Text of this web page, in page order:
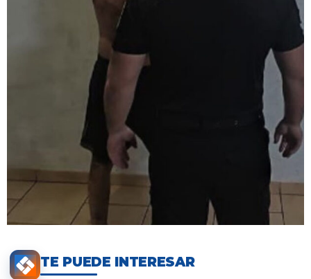
TE PUEDE INTERESAR